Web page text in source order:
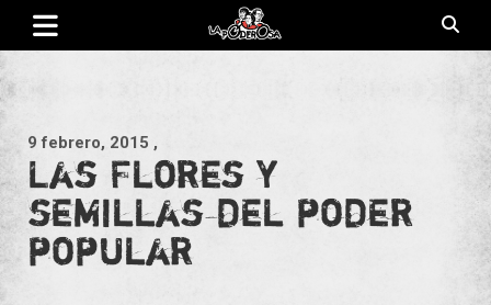
Saltar
contenido
9 febrero, 2015 ,
Las Flores y
semillas del poder
popular